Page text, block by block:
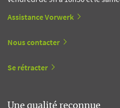
Assistance Vorwerk
Nous contacter
Se rétracter
Une qualité reconnue